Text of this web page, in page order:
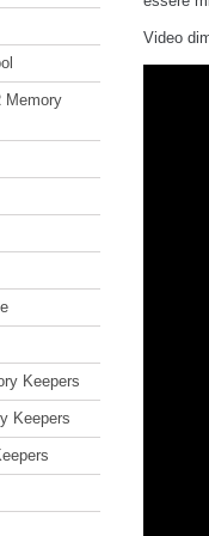
Memory
Keepers
Keepers
Video